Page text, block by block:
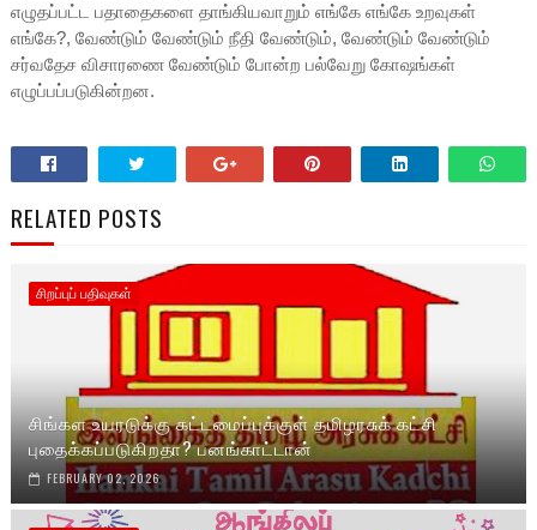
எழுதப்பட்ட பதாதைகளை தாங்கியவாறும் எங்கே எங்கே உறவுகள்
எங்கே?, வேண்டும் வேண்டும் நீதி வேண்டும், வேண்டும் வேண்டும்
சர்வதேச விசாரணை வேண்டும் போன்ற பல்வேறு கோஷங்கள்
எழுப்பப்படுகின்றன.
RELATED POSTS
சிறப்புப் பதிவுகள்
சிங்கள உயரடுக்கு கட்டமைப்புக்குள் தமிழரசுக் கட்சி
புதைக்கப்படுகிறதா? பனங்காட்டான்
FEBRUARY 02, 2026